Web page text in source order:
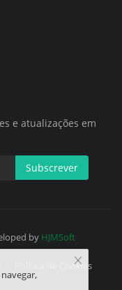
e atualizações em
Subscrever
by HJMSoft
Política de Cookies